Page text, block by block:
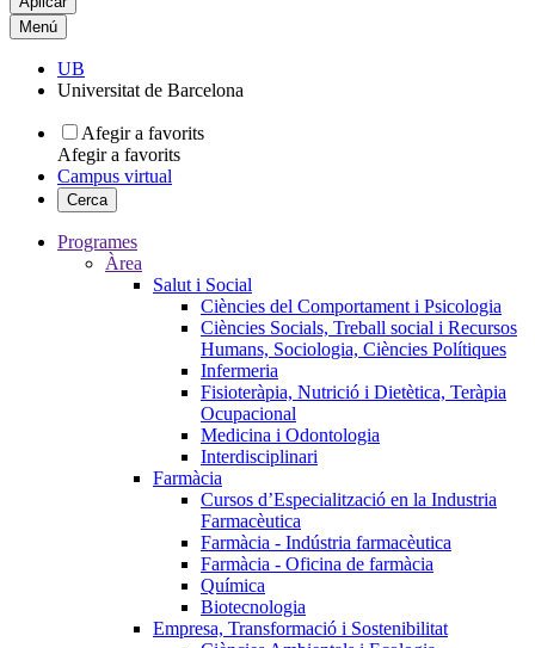
Menú
UB
Universitat de Barcelona
Afegir a favorits
Afegir a favorits
Campus virtual
Cerca
Programes
Àrea
Salut i Social
Ciències del Comportament i Psicologia
Ciències Socials, Treball social i Recursos
Humans, Sociologia, Ciències Polítiques
Infermeria
Fisioteràpia, Nutrició i Dietètica, Teràpia
Ocupacional
Medicina i Odontologia
Interdisciplinari
Farmàcia
Cursos d’Especialització en la Industria
Farmacèutica
Farmàcia - Indústria farmacèutica
Farmàcia - Oficina de farmàcia
Química
Biotecnologia
Empresa, Transformació i Sostenibilitat